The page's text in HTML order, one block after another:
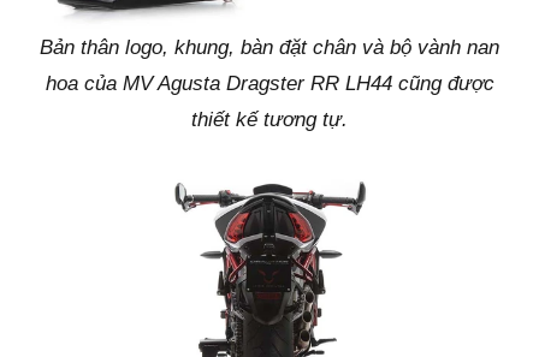
Bản thân logo, khung, bàn đặt chân và bộ vành nan
hoa của MV Agusta Dragster RR LH44 cũng được
thiết kế tương tự.